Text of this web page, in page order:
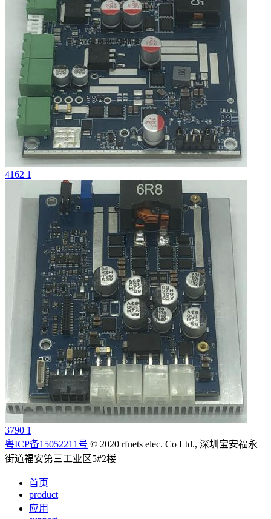
4162 1
3790 1
粤ICP备15052211号 © 2020 rfnets elec. Co Ltd., 深圳宝安福永
街道福安第三工业区5#2楼
首页
product
应用